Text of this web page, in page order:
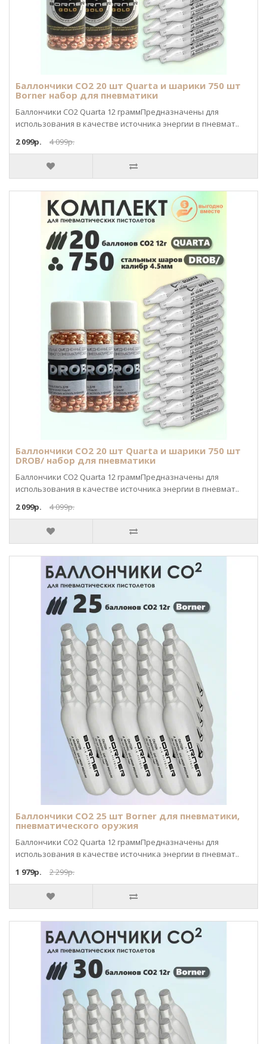
Баллончики CO2 20 шт Quarta и шарики 750 шт
Borner набор для пневматики
Баллончики CO2 Quarta 12 граммПредназначены для
использования в качестве источника энергии в пневмат..
2 099р.
4 099р.
Баллончики CO2 20 шт Quarta и шарики 750 шт
DROB/ набор для пневматики
Баллончики CO2 Quarta 12 граммПредназначены для
использования в качестве источника энергии в пневмат..
2 099р.
4 099р.
Баллончики CO2 25 шт Borner для пневматики,
пневматического оружия
Баллончики CO2 Quarta 12 граммПредназначены для
использования в качестве источника энергии в пневмат..
1 979р.
2 299р.